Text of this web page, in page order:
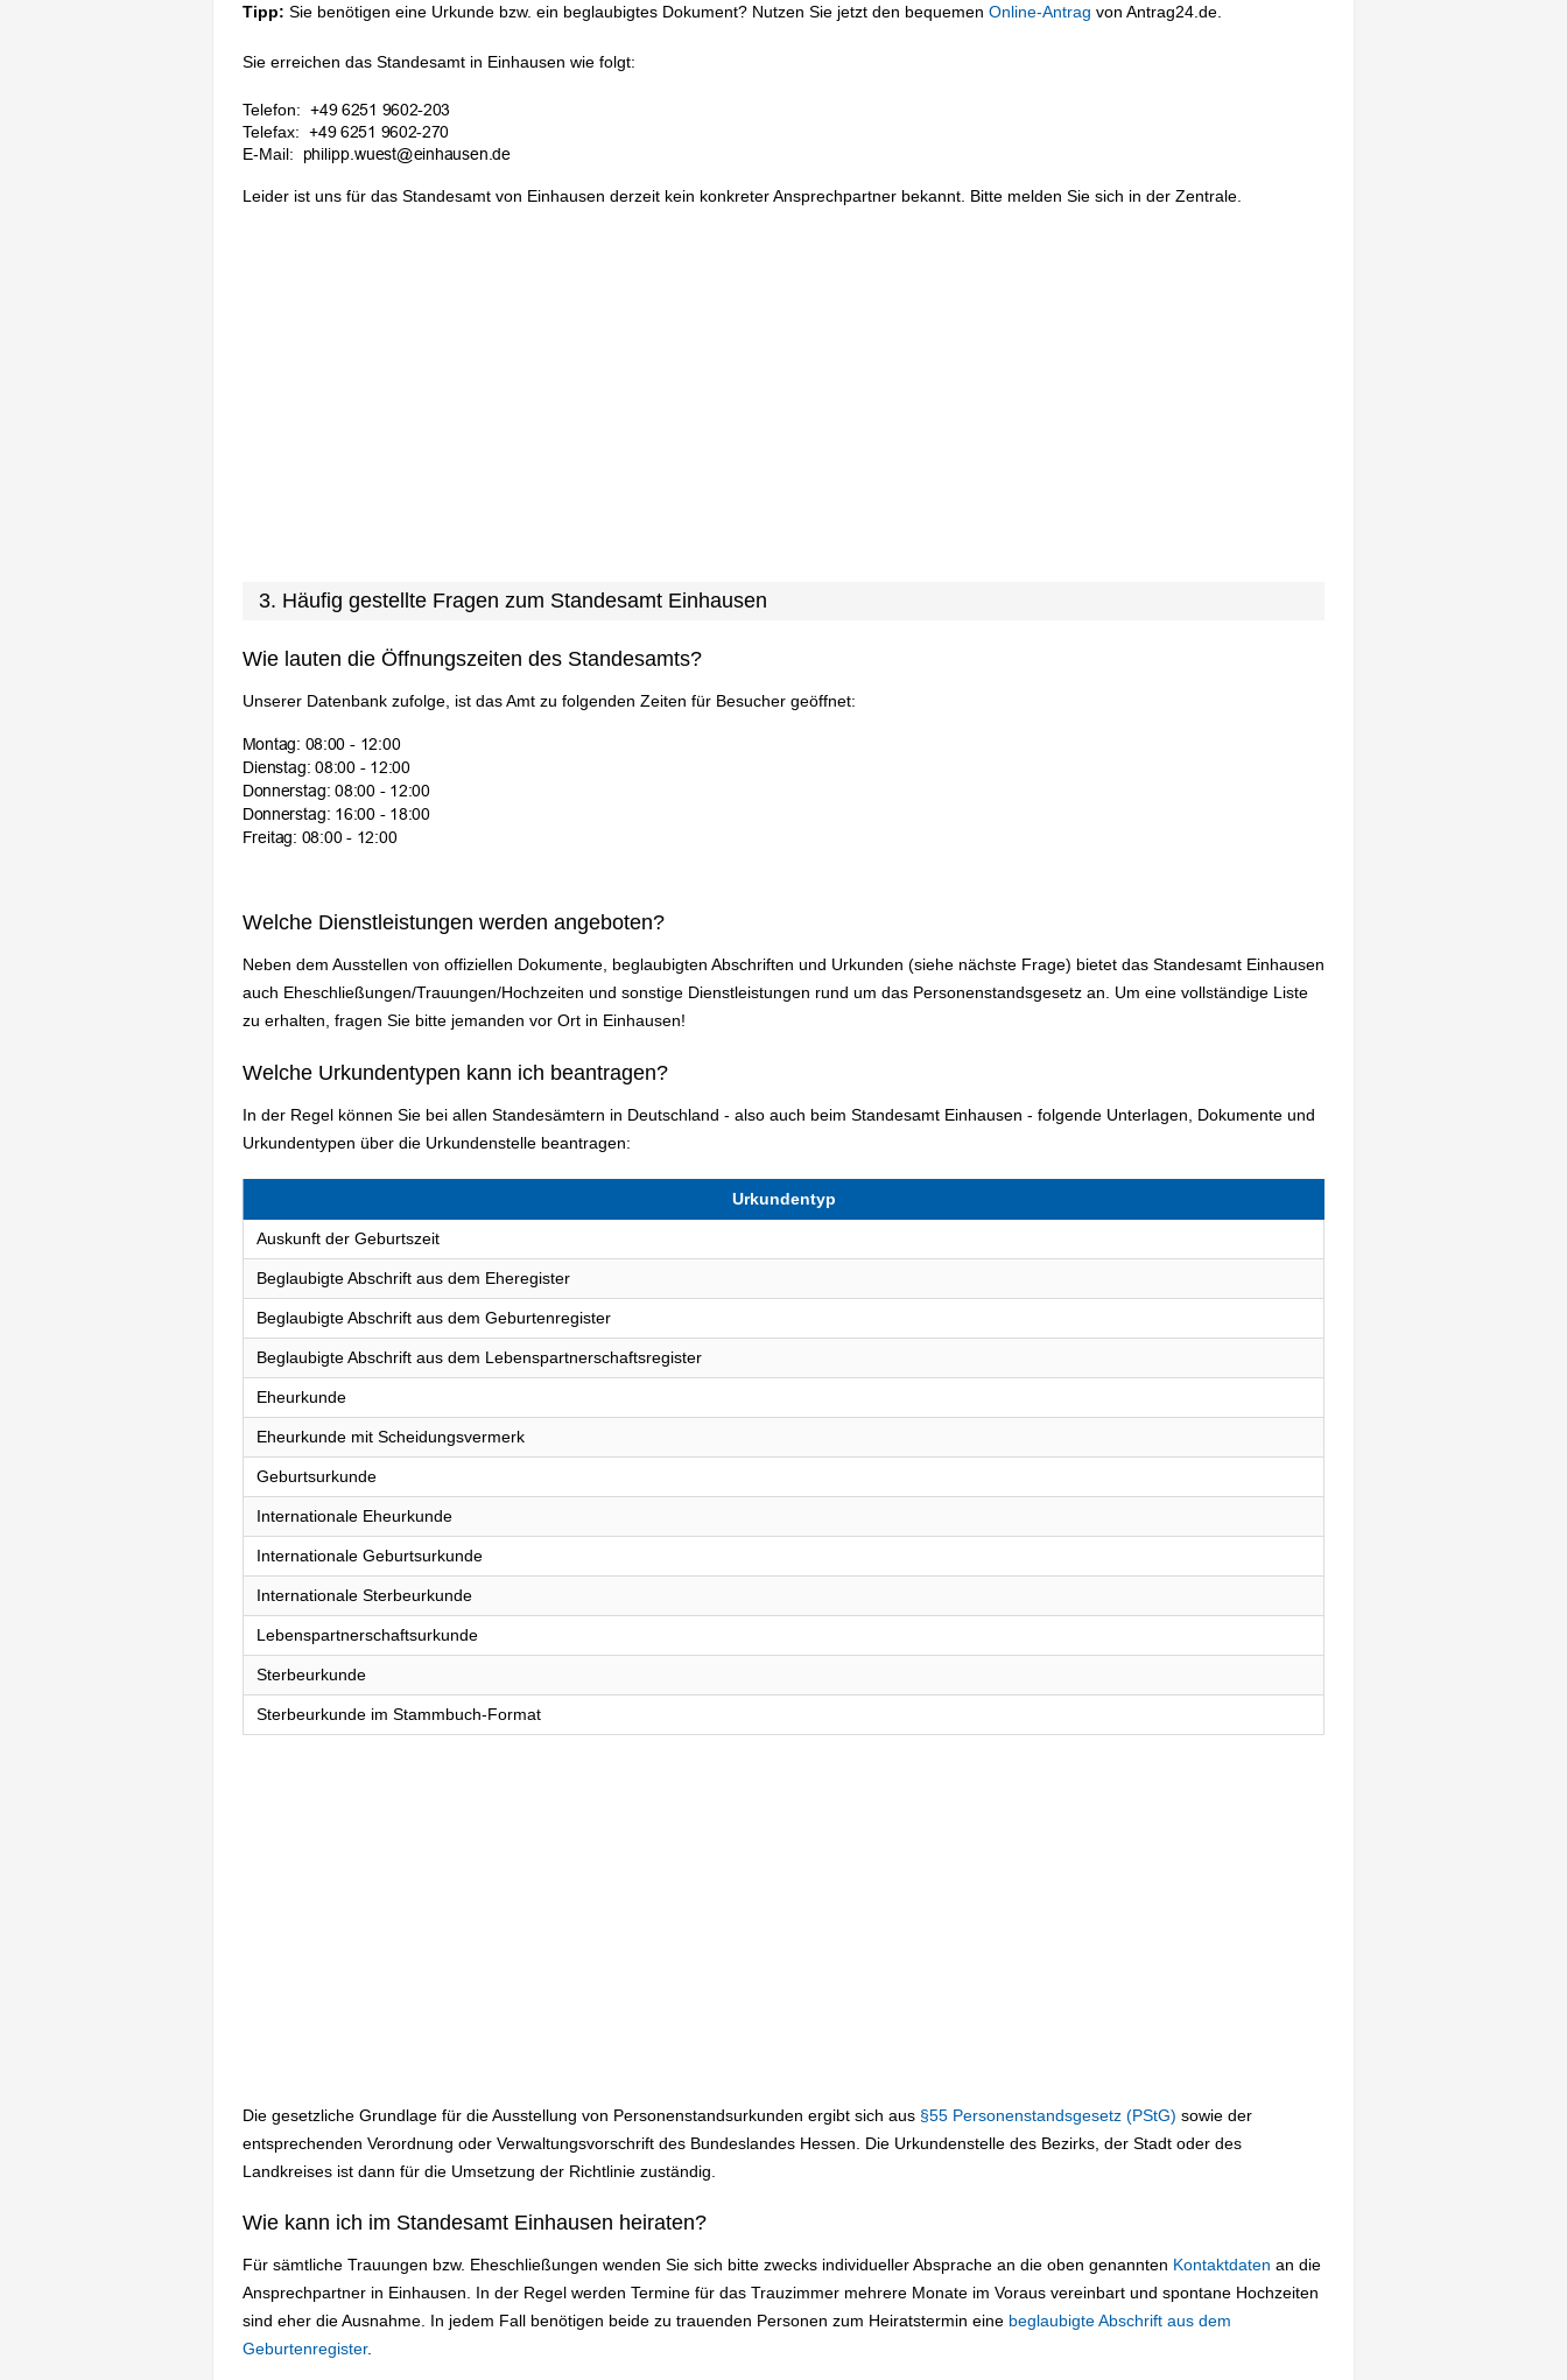
Tipp: Sie benötigen eine Urkunde bzw. ein beglaubigtes Dokument? Nutzen Sie jetzt den bequemen Online-Antrag von Antrag24.de.
Sie erreichen das Standesamt in Einhausen wie folgt:
Telefon:
Telefax:
E-Mail:
Leider ist uns für das Standesamt von Einhausen derzeit kein konkreter Ansprechpartner bekannt. Bitte melden Sie sich in der Zentrale.
3. Häufig gestellte Fragen zum Standesamt Einhausen
Wie lauten die Öffnungszeiten des Standesamts?
Unserer Datenbank zufolge, ist das Amt zu folgenden Zeiten für Besucher geöffnet:
Welche Dienstleistungen werden angeboten?
Neben dem Ausstellen von offiziellen Dokumente, beglaubigten Abschriften und Urkunden (siehe nächste Frage) bietet das Standesamt Einhausen
auch Eheschließungen/Trauungen/Hochzeiten und sonstige Dienstleistungen rund um das Personenstandsgesetz an. Um eine vollständige Liste
zu erhalten, fragen Sie bitte jemanden vor Ort in Einhausen!
Welche Urkundentypen kann ich beantragen?
In der Regel können Sie bei allen Standesämtern in Deutschland - also auch beim Standesamt Einhausen - folgende Unterlagen, Dokumente und
Urkundentypen über die Urkundenstelle beantragen:
Urkundentyp
Auskunft der Geburtszeit
Beglaubigte Abschrift aus dem Eheregister
Beglaubigte Abschrift aus dem Geburtenregister
Beglaubigte Abschrift aus dem Lebenspartnerschaftsregister
Eheurkunde
Eheurkunde mit Scheidungsvermerk
Geburtsurkunde
Internationale Eheurkunde
Internationale Geburtsurkunde
Internationale Sterbeurkunde
Lebenspartnerschaftsurkunde
Sterbeurkunde
Sterbeurkunde im Stammbuch-Format
Die gesetzliche Grundlage für die Ausstellung von Personenstandsurkunden ergibt sich aus §55 Personenstandsgesetz (PStG) sowie der
entsprechenden Verordnung oder Verwaltungsvorschrift des Bundeslandes Hessen. Die Urkundenstelle des Bezirks, der Stadt oder des
Landkreises ist dann für die Umsetzung der Richtlinie zuständig.
Wie kann ich im Standesamt Einhausen heiraten?
Für sämtliche Trauungen bzw. Eheschließungen wenden Sie sich bitte zwecks individueller Absprache an die oben genannten Kontaktdaten an die
Ansprechpartner in Einhausen. In der Regel werden Termine für das Trauzimmer mehrere Monate im Voraus vereinbart und spontane Hochzeiten
sind eher die Ausnahme. In jedem Fall benötigen beide zu trauenden Personen zum Heiratstermin eine beglaubigte Abschrift aus dem
Geburtenregister.